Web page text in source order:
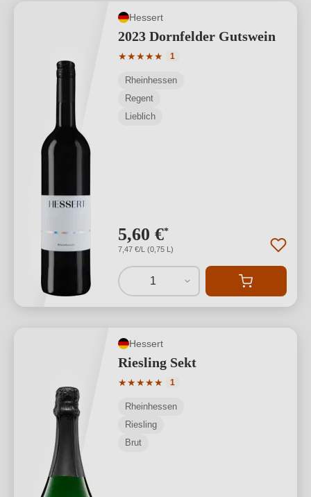
Hessert
2023 Dornfelder Gutswein
★★★★★
Durchschnittliche Bewertung von 5
1
Rheinhessen
Regent
Lieblich
5,60 €*
7,47 €/L (0,75 L)
1
Hessert
Riesling Sekt
★★★★★
Durchschnittliche Bewertung von 5
1
Rheinhessen
Riesling
Brut